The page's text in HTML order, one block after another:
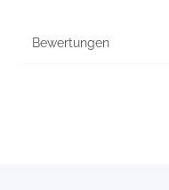
Bewertungen